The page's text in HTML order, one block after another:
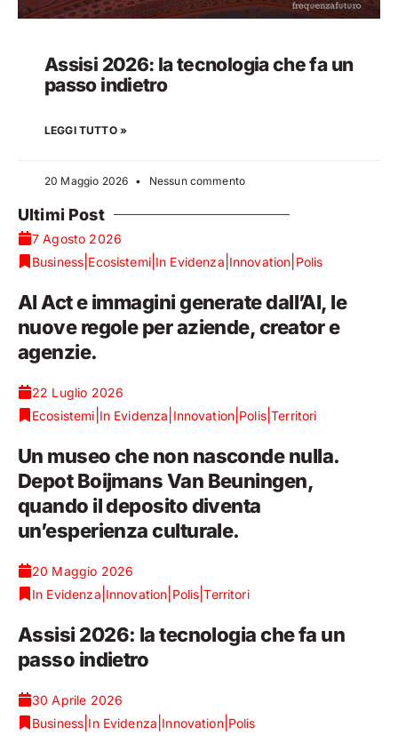
Assisi 2026: la tecnologia che fa un
passo indietro
LEGGI TUTTO »
20 Maggio 2026 Nessun commento
Ultimi Post
7 Agosto 2026
Business Ecosistemi| In Evidenza Innovation Polis
AI Act e immagini generate dall’AI, le
nuove regole per aziende, creator e
agenzie.
22 Luglio 2026
Ecosistemi In Evidenza Innovation Polis|Territori
Un museo che non nasconde nulla.
Depot Boijmans Van Beuningen,
quando il deposito diventa
un’esperienza culturale.
20 Maggio 2026
In Evidenza Innovation Polis |Territori
Assisi 2026: la tecnologia che fa un
passo indietro
30 Aprile 2026
Business In Evidenza Innovation| Polis